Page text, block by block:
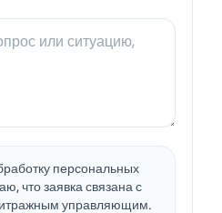
персональных
что заявка связана с
управляющим.